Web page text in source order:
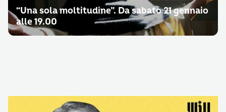
“Una sola moltitudine”. Da sabato 21 gennaio
alle 19.00